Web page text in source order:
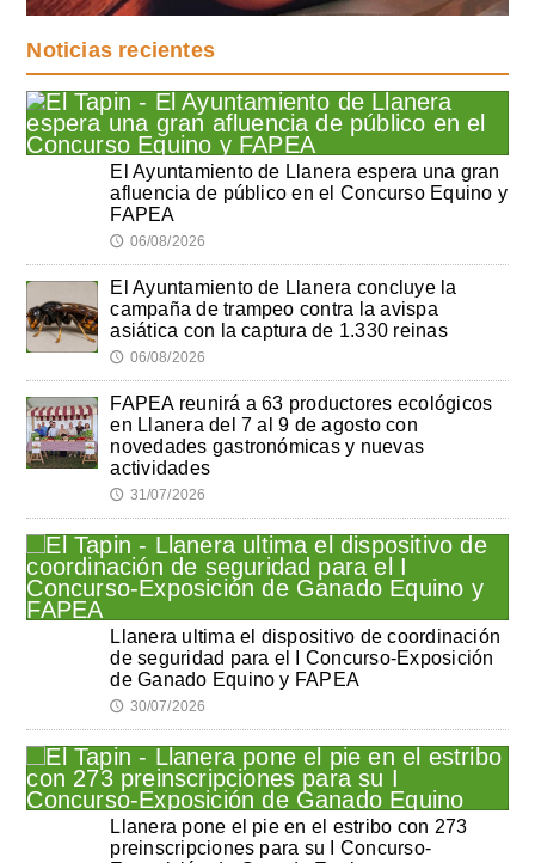
Noticias recientes
El Ayuntamiento de Llanera espera una gran
afluencia de público en el Concurso Equino y
FAPEA
🕔 06/08/2026
El Ayuntamiento de Llanera concluye la
campaña de trampeo contra la avispa
asiática con la captura de 1.330 reinas
🕔 06/08/2026
FAPEA reunirá a 63 productores ecológicos
en Llanera del 7 al 9 de agosto con
novedades gastronómicas y nuevas
actividades
🕔 31/07/2026
Llanera ultima el dispositivo de coordinación
de seguridad para el I Concurso-Exposición
de Ganado Equino y FAPEA
🕔 30/07/2026
Llanera pone el pie en el estribo con 273
preinscripciones para su I Concurso-